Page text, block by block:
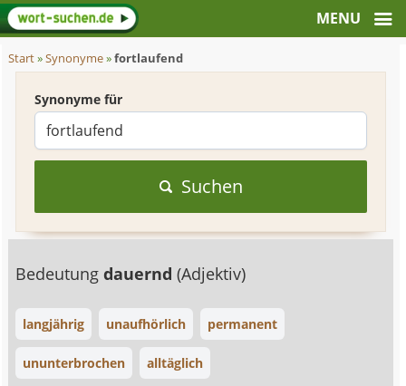
Start»Synonyme»fortlaufend
Synonyme für
Suchen
Bedeutungdauernd(Adjektiv)
langjährig unaufhörlich permanent
ununterbrochen alltäglich